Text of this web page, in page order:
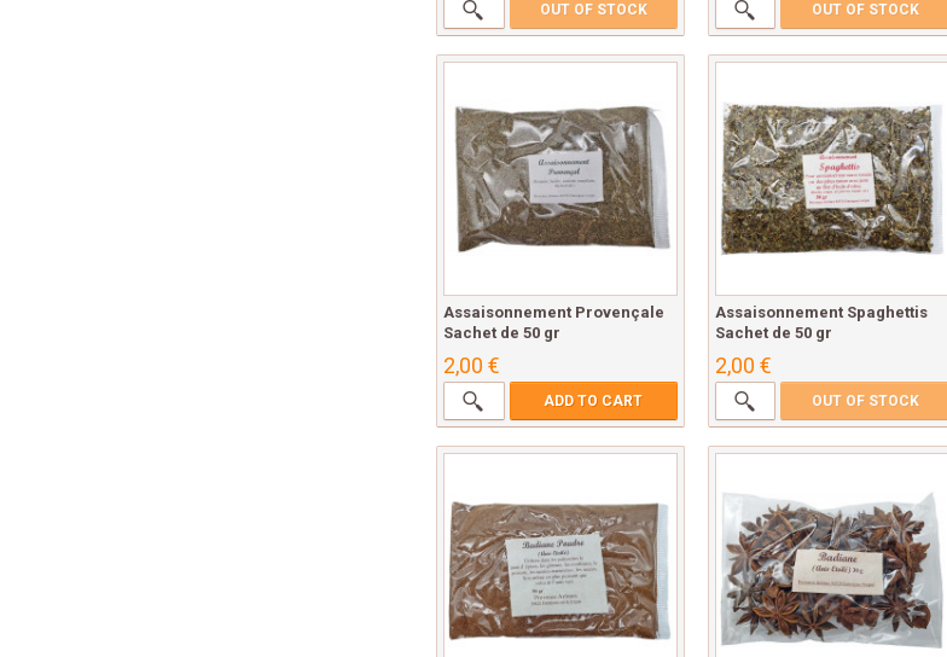
OUT OF STOCK OUT OF STOCK
Assaisonnement Provençale
Sachet de 50 gr
2,00 €
ADD TO CART
Assaisonnement Spaghettis
Sachet de 50 gr
2,00 €
OUT OF STOCK